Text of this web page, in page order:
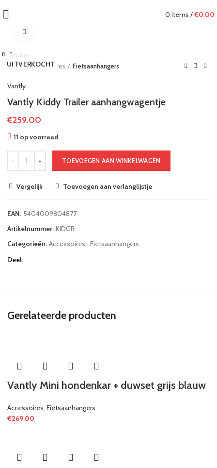
0 items /€0.00
Home Accessoires Fietsaanhangers
Vantly
Vantly Kiddy Trailer aanhangwagentje
€259.00
11 op voorraad
TOEVOEGEN AAN WINKELWAGEN
Vergelijk Toevoegen aan verlanglijstje
EAN: 5404009804877
Artikelnummer: KIDGR
Categorieën: Accessoires, Fietsaanhangers
Deel
Gerelateerde producten
Sluiten
Vantly Mini hondenkar + duwset grijs blauw
Accessoires Fietsaanhangers
€269.00
Sluiten
Sluiten
Sluiten
Sluiten
Sluiten
Sluiten
UITVERKOCHT
Sluiten